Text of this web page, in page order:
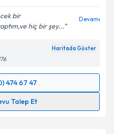
bir
hiç bir şey...
Devamı
Haritada Göster
474 67 47
Talep Et